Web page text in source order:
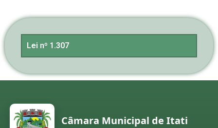
Lei nº 1.307
Câmara Municipal de Itati